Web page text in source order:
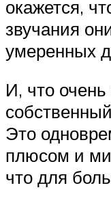
окажется,
звучания
умеренных
И, что
Это
плюсом и
что для